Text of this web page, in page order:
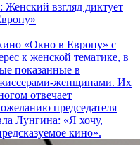
Женский взгляд диктует
«Окно в Европу» с
к женской тематике, в
показанные в
женщинами. Их
отвечает
председателя
Лунгина: «Я хочу,
кино».